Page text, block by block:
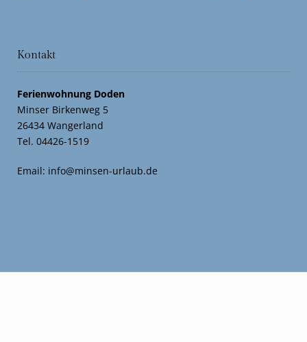
Kontakt
Ferienwohnung Doden
Minser Birkenweg 5
26434 Wangerland
Tel. 04426-1519
Email: info@minsen-urlaub.de